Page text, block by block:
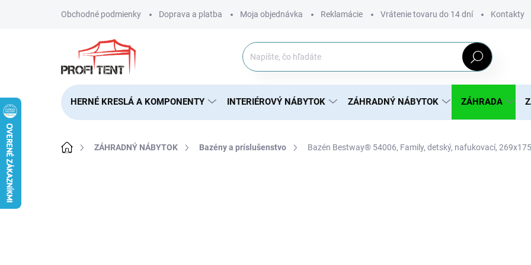
Obchodné podmienky Doprava a platba Moja objednávka Reklamácie Vrátenie tovaru do 14 dní Kontakty
Hľadať
HERNÉ KRESLÁ A KOMPONENTY INTERIÉROVÝ NÁBYTOK ZÁHRADNÝ NÁBYTOK ZÁHRADA
DomovZÁHRADNÝ NÁBYTOK Bazény a príslušenstvo Bazén Bestway® 54006, Family, detský, nafukovací,